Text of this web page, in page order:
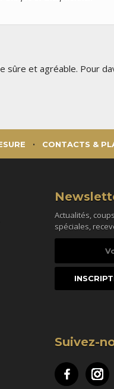
sûre et agréable. Pour
CONTACTS &
Actualités,
spéciales,
Suivez-